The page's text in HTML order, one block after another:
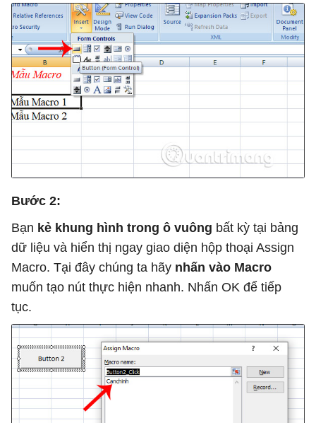
Bước 2:
Bạn kẻ khung hình trong ô vuông bất kỳ tại bảng
dữ liệu và hiển thị ngay giao diện hộp thoại Assign
Macro. Tại đây chúng ta hãy nhấn vào Macro
muốn tạo nút thực hiện nhanh. Nhấn OK để tiếp
tục.